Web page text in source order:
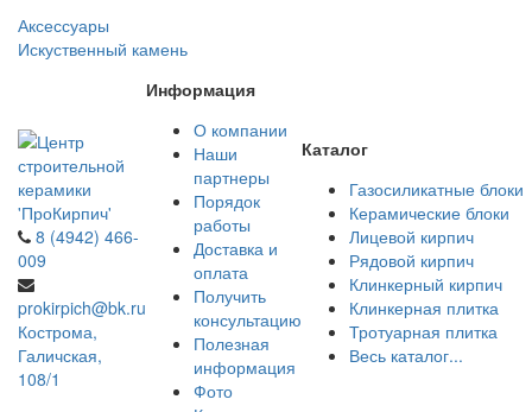
Аксессуары
Искуственный камень
8 (4942) 466-
009
prokirpich@bk.ru
Кострома,
Галичская,
108/1
Информация
О компании
Наши
партнеры
Порядок
работы
Доставка и
оплата
Получить
консультацию
Полезная
информация
Фото
Каталог
Газосиликатные блоки
Керамические блоки
Лицевой кирпич
Рядовой кирпич
Клинкерный кирпич
Клинкерная плитка
Тротуарная плитка
Весь каталог...